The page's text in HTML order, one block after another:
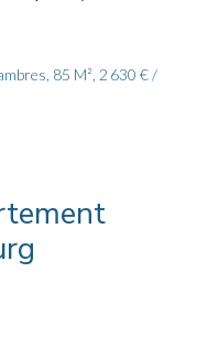
85 M², 2 630 € /